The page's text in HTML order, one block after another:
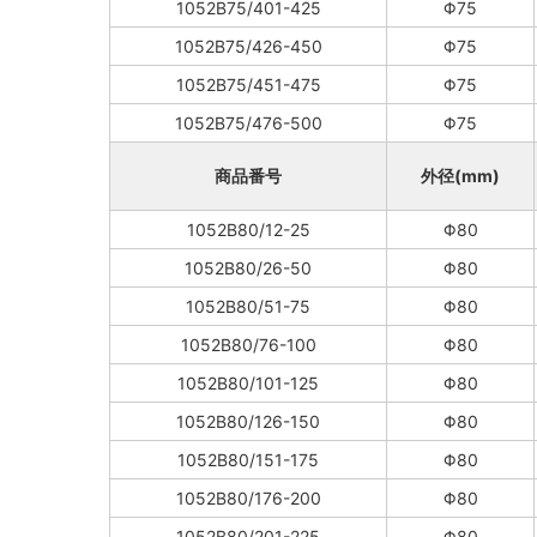
1052B75/401-425
Φ75
1052B75/426-450
Φ75
1052B75/451-475
Φ75
1052B75/476-500
Φ75
商品番号 外径(mm)
1052B80/12-25
Φ80
1052B80/26-50
Φ80
1052B80/51-75
Φ80
1052B80/76-100
Φ80
1052B80/101-125
Φ80
1052B80/126-150
Φ80
1052B80/151-175
Φ80
1052B80/176-200
Φ80